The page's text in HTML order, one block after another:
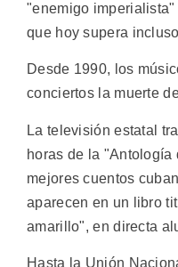
"enemigo
que hoy supera
Desde 1990, los
conciertos la muerte
La televisión estatal
horas de la
mejores cuentos
aparecen en un libro
amarillo", en directa
Hasta la Unión